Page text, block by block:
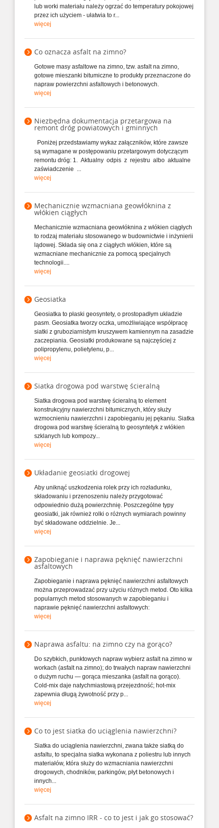
lub worki materiału należy ogrzać do temperatury pokojowej
przez ich użyciem - ułatwia to r...
więcej
Co oznacza asfalt na zimno?
Gotowe masy asfaltowe na zimno, tzw. asfalt na zimno,
gotowe mieszanki bitumiczne to produkty przeznaczone do
napraw powierzchni asfaltowych i betonowych.
więcej
Niezbędna dokumentacja przetargowa na
remont dróg powiatowych i gminnych
Poniżej przedstawiamy wykaz załączników, które zawsze
są wymagane w postępowaniu przetargowym dotyczącym
remontu dróg: 1. Aktualny odpis z rejestru albo aktualne
zaświadczenie ...
więcej
Mechanicznie wzmacniana geowłóknina z
włókien ciągłych
Mechanicznie wzmacniana geowłóknina z włókien ciągłych
to rodzaj materiału stosowanego w budownictwie i inżynierii
lądowej. Składa się ona z ciągłych włókien, które są
wzmacniane mechanicznie za pomocą specjalnych
technologii....
więcej
Geosiatka
Geosiatka to płaski geosyntety, o prostopadłym układzie
pasm. Geosiatka tworzy oczka, umożliwiające współpracę
siatki z gruboziarnistym kruszywem kamiennym na zasadzie
zaczepiania. Geosiatki produkowane są najczęściej z
polipropylenu, polietylenu, p...
więcej
Siatka drogowa pod warstwę ścieralną
Siatka drogowa pod warstwę ścieralną to element
konstrukcyjny nawierzchni bitumicznych, który służy
wzmocnieniu nawierzchni i zapobieganiu jej pękaniu. Siatka
drogowa pod warstwę ścieralną to geosyntetyk z włókien
szklanych lub kompozy...
więcej
Układanie geosiatki drogowej
Aby uniknąć uszkodzenia rolek przy ich rozładunku,
składowaniu i przenoszeniu należy przygotować
odpowiednio dużą powierzchnię. Poszczególne typy
geosiatki, jak również rolki o różnych wymiarach powinny
być składowane oddzielnie. Je...
więcej
Zapobieganie i naprawa pęknięć nawierzchni
asfaltowych
Zapobieganie i naprawa pęknięć nawierzchni asfaltowych
można przeprowadzać przy użyciu różnych metod. Oto kilka
popularnych metod stosowanych w zapobieganiu i
naprawie pęknięć nawierzchni asfaltowych:
więcej
Naprawa asfaltu: na zimno czy na gorąco?
Do szybkich, punktowych napraw wybierz asfalt na zimno w
workach (asfalt na zimno); do trwałych napraw nawierzchni
o dużym ruchu — gorąca mieszanka (asfalt na gorąco).
Cold‑mix daje natychmiastową przejezdność; hot‑mix
zapewnia długą żywotność przy p...
więcej
Co to jest siatka do uciąglenia nawierzchni?
Siatka do uciąglenia nawierzchni, zwana także siatką do
asfaltu, to specjalna siatka wykonana z poliestru lub innych
materiałów, która służy do wzmacniania nawierzchni
drogowych, chodników, parkingów, płyt betonowych i
innych...
więcej
Asfalt na zimno IRR - co to jest i jak go stosować?